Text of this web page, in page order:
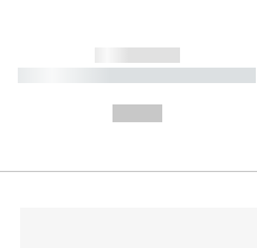
------------
----------- ----------- ----------